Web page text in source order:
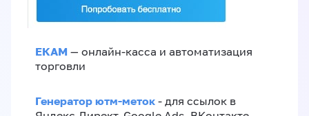
ЕКАМ — онлайн-касса и автоматизация
торговли
Генератор ютм-меток - для ссылок в